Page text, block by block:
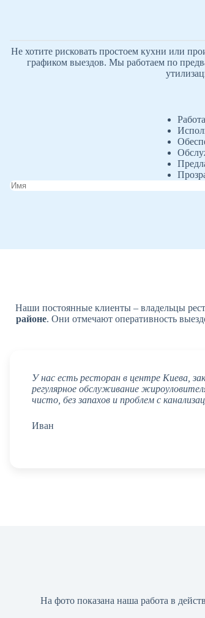
Не хотите рисковать простоем кухни или
графиком выездов. Мы работаем по
Наши постоянные клиенты – владельцы
районе. Они отмечают оперативность
У нас есть ресторан в центре Киева,
регулярное обслуживание
чисто, без запахов и проблем с
Иван
На фото показана наша работа в